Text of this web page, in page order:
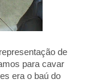
de
para cavar
era o baú do